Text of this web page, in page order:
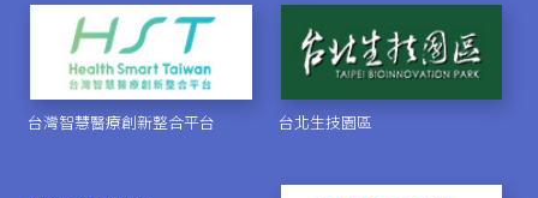
台灣智慧醫療創新整合平台 台北生技園區